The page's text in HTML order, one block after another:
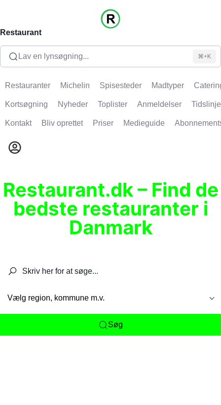
Restaurant
Lav en lynsøgning... ⌘+K
Restauranter Michelin Spisesteder Madtyper
Kortsøgning Nyheder Toplister Anmeldelser Tidslinje
Kontakt Bliv oprettet Priser Medieguide
Restaurant.dk – Find de
bedste restauranter i
Danmark
Vælg region, kommune m.v.
Søg